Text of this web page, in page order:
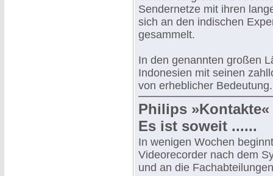
Sendernetze mit ihren
sich an den indischen
gesammelt.
In den genannten großen
Indonesien mit seinen
von erheblicher Bedeutung.
Philips »Kontakte«
Es ist soweit ......
In wenigen Wochen
Videorecorder nach dem
und an die